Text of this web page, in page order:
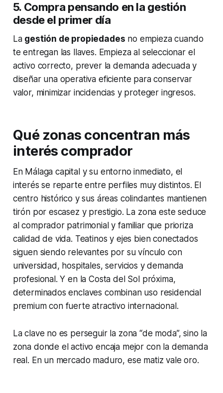
5. Compra pensando en la gestión
desde el primer día
La gestión de propiedades no empieza cuando
te entregan las llaves. Empieza al seleccionar el
activo correcto, prever la demanda adecuada y
diseñar una operativa eficiente para conservar
valor, minimizar incidencias y proteger ingresos.
Qué zonas concentran más
interés comprador
En Málaga capital y su entorno inmediato, el
interés se reparte entre perfiles muy distintos. El
centro histórico y sus áreas colindantes mantienen
tirón por escasez y prestigio. La zona este seduce
al comprador patrimonial y familiar que prioriza
calidad de vida. Teatinos y ejes bien conectados
siguen siendo relevantes por su vínculo con
universidad, hospitales, servicios y demanda
profesional. Y en la Costa del Sol próxima,
determinados enclaves combinan uso residencial
premium con fuerte atractivo internacional.
La clave no es perseguir la zona “de moda”, sino la
zona donde el activo encaja mejor con la demanda
real. En un mercado maduro, ese matiz vale oro.